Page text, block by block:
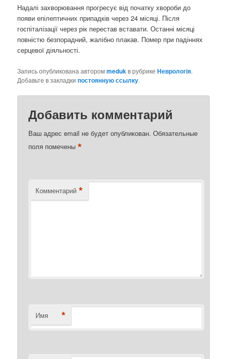
Надалі захворювання прогресує від початку хвороби до
появи епілептичних припадків через 24 місяці. Після
госпіталізації через рік перестав вставати. Останні місяці
повністю безпорадний, жалібно плакав. Помер при падіннях
серцевої діяльності.
Запись опубликована авторомmeduk в рубрикеНеврологія.
Добавьте в закладкипостоянную ссылку.
Добавить комментарий
Ваш адрес email не будет опубликован. Обязательные
поля помечены*
Комментарий *
Имя *